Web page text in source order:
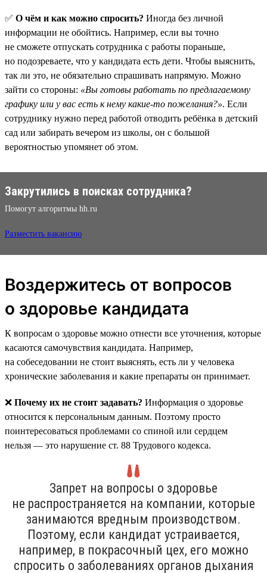
✅ О чём и как можно спросить? Иногда без личной
информации не обойтись. Например, если вы точно
не сможете отпускать сотрудника с работы пораньше,
но подозреваете, что у кандидата есть дети. Чтобы выяснить,
так ли это, не обязательно спрашивать напрямую. Можно
зайти со стороны: «Вы готовы работать по предлагаемому
графику или у вас есть к нему какие-то пожелания?». Если
сотруднику нужно перед работой отводить ребёнка в детский
сад или забирать вечером из школы, он с большой
вероятностью упомянет об этом.
Закрутились в поисках сотрудника?
Помогут алгоритмы hh.ru
Разместить вакансию
Воздержитесь от вопросов
о здоровье кандидата
К вопросам о здоровье можно отнести все уточнения, которые
касаются самочувствия кандидата. Например,
на собеседовании не стоит выяснять, есть ли у человека
хронические заболевания и какие препараты он принимает.
❌ Почему их не стоит задавать? Информация о здоровье
относится к персональным данным. Поэтому просто
поинтересоваться проблемами со спиной или сердцем
нельзя — это нарушение ст. 88 Трудового кодекса.
Запрет на вопросы о здоровье
не распространяется на компании, которые
занимаются вредным производством.
Поэтому, если кандидат устраивается,
например, в покрасочный цех, его можно
спросить о заболеваниях органов дыхания